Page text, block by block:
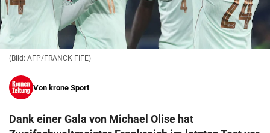
© Krone Multimedia GmbH & Co KG 2026
Muthgasse 2, 1190 Wien
(Bild: AFP/FRANCK FIFE)
Von krone Sport
Dank einer Gala von Michael Olise hat